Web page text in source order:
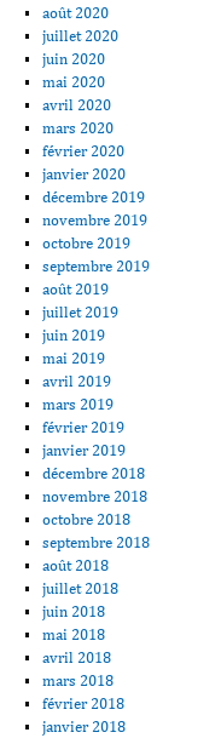
août 2020
juillet 2020
juin 2020
mai 2020
avril 2020
mars 2020
février 2020
janvier 2020
décembre 2019
novembre 2019
octobre 2019
septembre 2019
août 2019
juillet 2019
juin 2019
mai 2019
avril 2019
mars 2019
février 2019
janvier 2019
décembre 2018
novembre 2018
octobre 2018
septembre 2018
août 2018
juillet 2018
juin 2018
mai 2018
avril 2018
mars 2018
février 2018
janvier 2018